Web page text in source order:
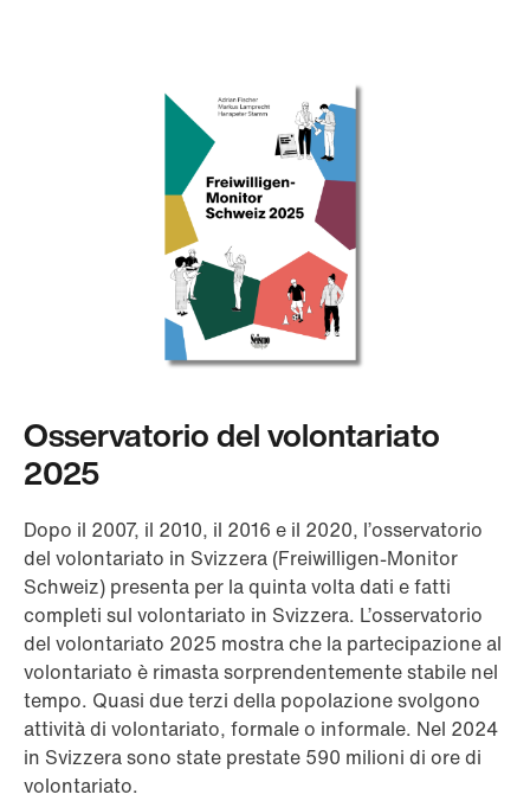
Osservatorio del volontariato
2025
Dopo il 2007, il 2010, il 2016 e il 2020, l’osservatorio
del volontariato in Svizzera (Freiwilligen-Monitor
Schweiz) presenta per la quinta volta dati e fatti
completi sul volontariato in Svizzera. L’osservatorio
del volontariato 2025 mostra che la partecipazione al
volontariato è rimasta sorprendentemente stabile nel
tempo. Quasi due terzi della popolazione svolgono
attività di volontariato, formale o informale. Nel 2024
in Svizzera sono state prestate 590 milioni di ore di
volontariato.